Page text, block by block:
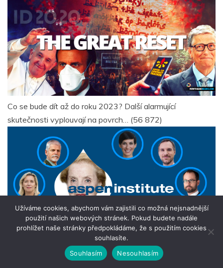
Co se bude dít až do roku 2023? Další alarmující
skutečnosti vyplouvají na povrch…
(56 872)
Užíváme cookies, abychom vám zajistili co možná nejsnadnější
použití našich webových stránek. Pokud budete nadále
prohlížet naše stránky předpokládáme, že s použitím cookies
souhlasíte.
Souhlasím
Nesouhlasím